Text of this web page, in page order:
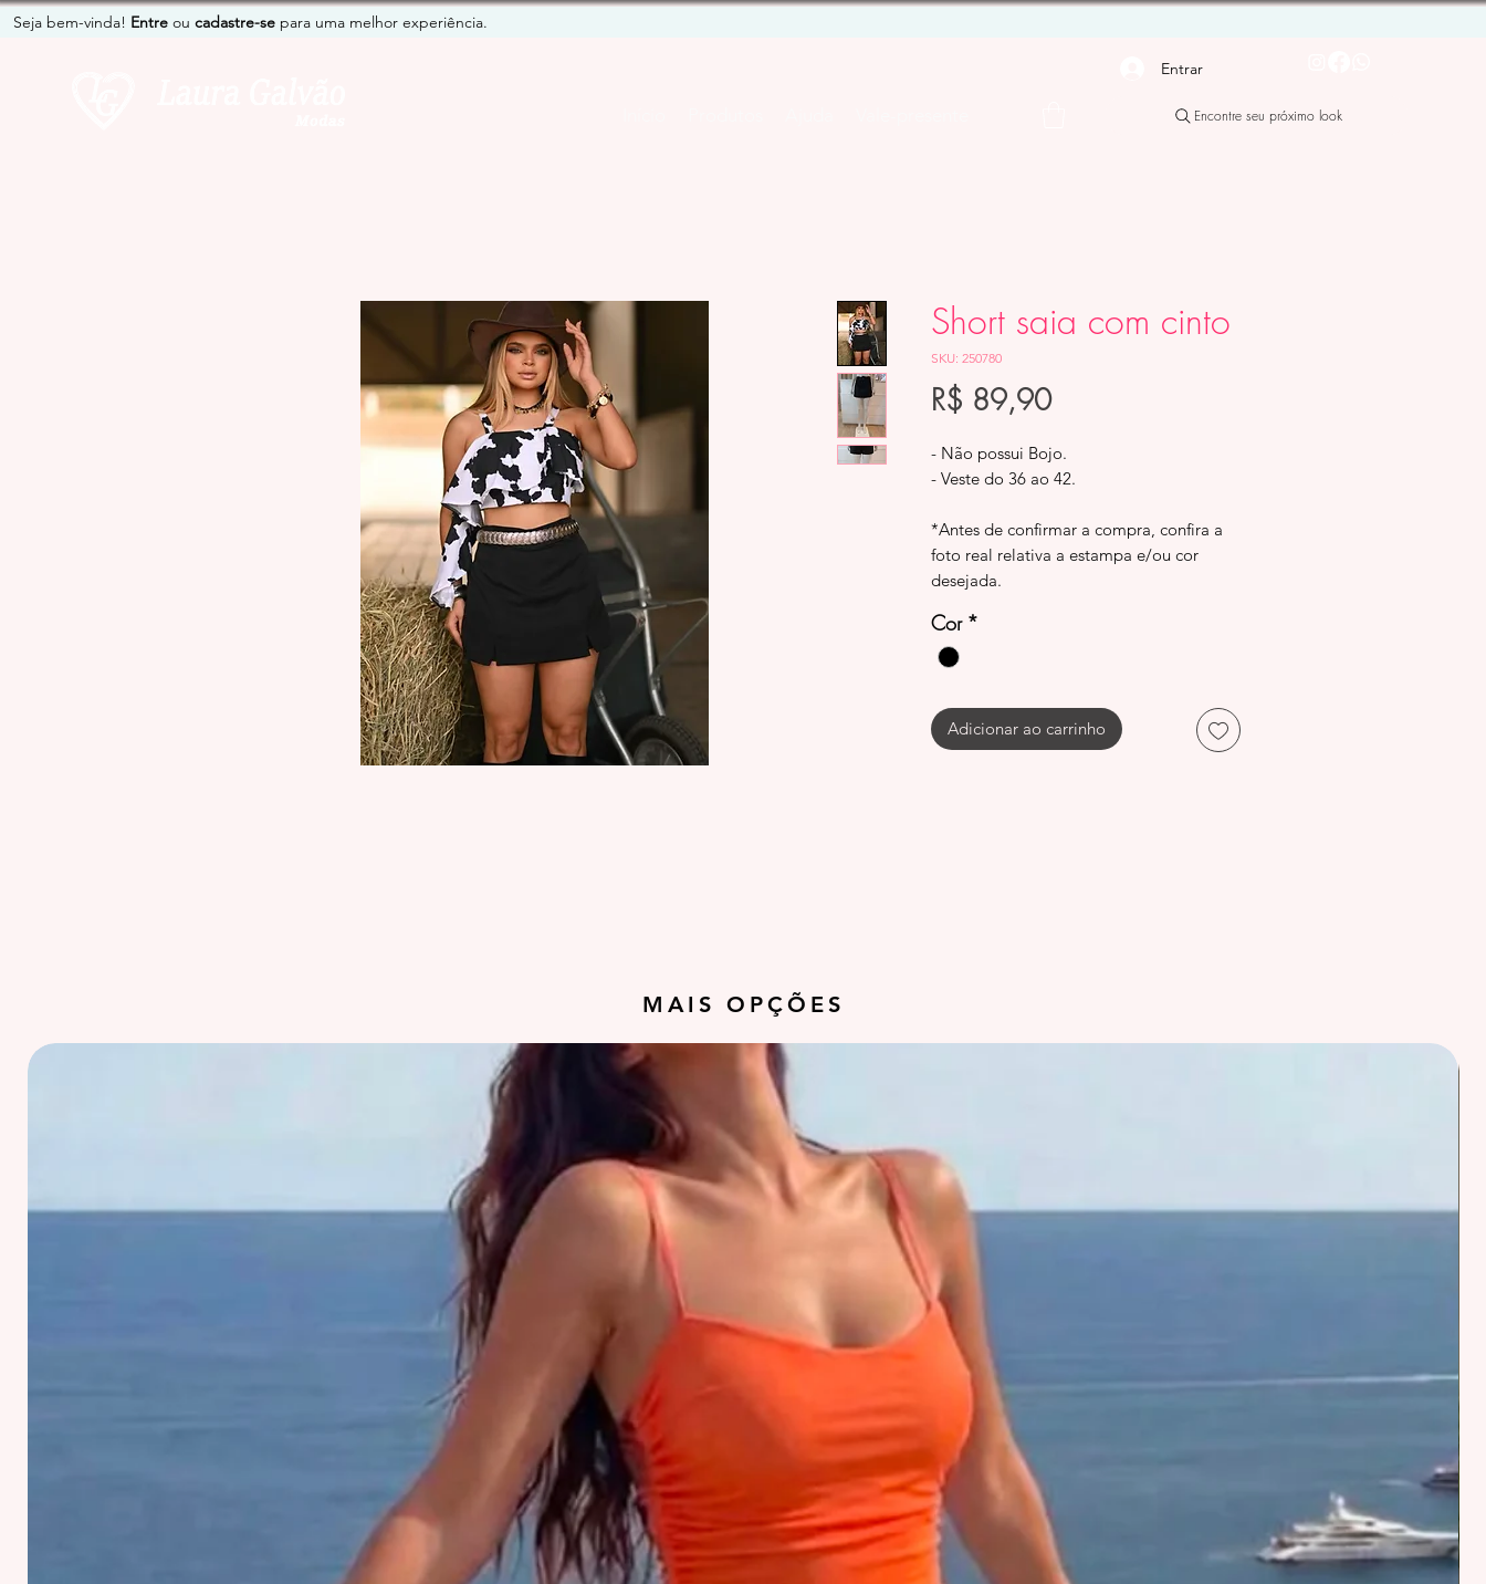
Seja bem-vinda! Entre ou cadastre-se para uma melhor experiência.
Entrar
Encontre seu próximo look
Short saia com cinto
SKU: 250780
R$ 89,90Preço
- Não possui Bojo.
- Veste do 36 ao 42.
*Antes de confirmar a compra, confira a
foto real relativa a estampa e/ou cor
desejada.
Cor *
Adicionar ao carrinho
MAIS OPÇÕES